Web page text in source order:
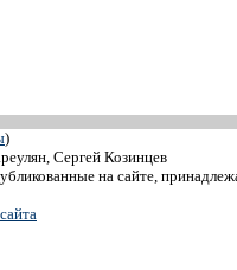
)
Сергей Козинцев
на сайте,